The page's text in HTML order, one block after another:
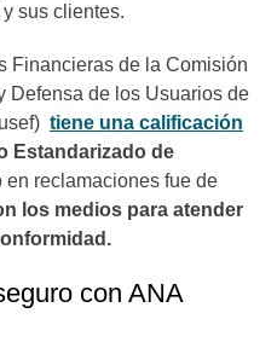
sus clientes.
Financieras de la Comisión
Defensa de los Usuarios de
tiene una calificación
Estandarizado de
en reclamaciones fue de
los medios para atender
con ANA